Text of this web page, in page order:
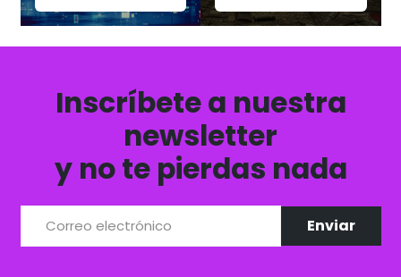
Inscríbete a nuestra
newsletter
y no te pierdas nada